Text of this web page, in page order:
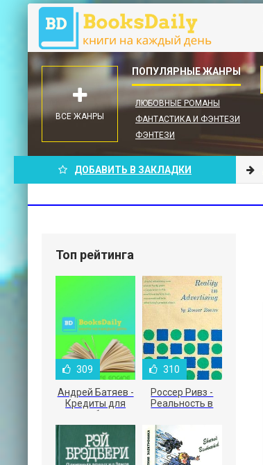
ЛЮБОВНЫЕ РОМАНЫ
ФАНТАСТИКА И ФЭНТЕЗИ
ФЭНТЕЗИ
ВСЕ ЖАНРЫ
ДОБАВИТЬ В ЗАКЛАДКИ
Топ рейтинга
309
Андрей Батяев -
Кредиты для
малого бизнеса
310
Россер Ривз -
Реальность в